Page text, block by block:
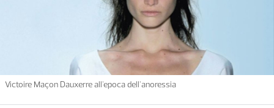
Victoire Maçon Dauxerre all'epoca dell'anoressia